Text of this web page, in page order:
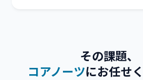
その課題、
コアノーツにお任せ